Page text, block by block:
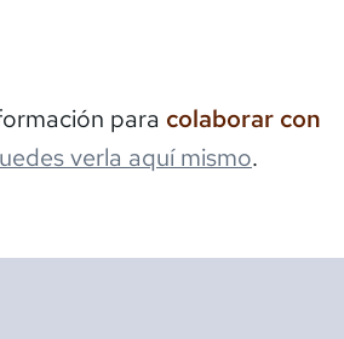
para colaborar con
verla aquí mismo.